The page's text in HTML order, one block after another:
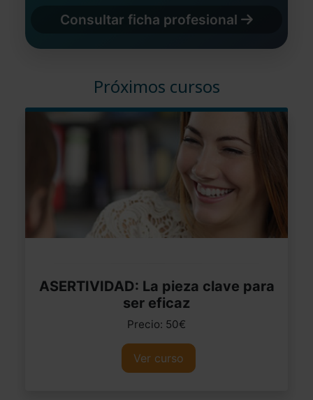
Consultar ficha profesional
Próximos cursos
ASERTIVIDAD: La pieza clave para
ser eficaz
Precio: 50€
Ver curso